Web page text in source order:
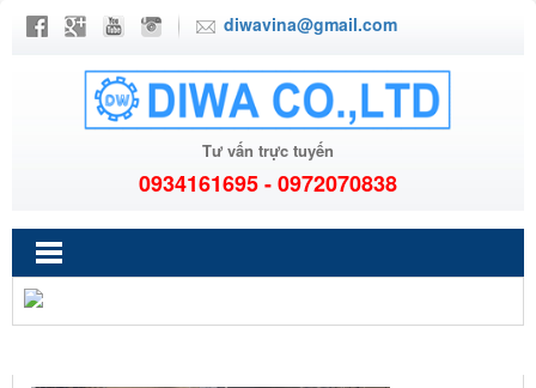
diwavina@gmail.com
Tư vấn trực tuyến
0934161695 - 0972070838